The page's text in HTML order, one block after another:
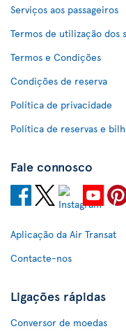
Serviços aos passageiros
Termos de utilização dos
Termos e Condições
Condições de reserva
Política de privacidade
Política de reservas e
Fale connosco
Aplicação da Air Transat
Contacte-nos
Ligações rápidas
Conversor de moedas